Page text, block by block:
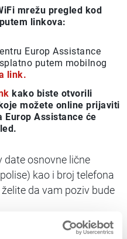
mrežu pregled kod
linkova:
Europ Assistance
putem mobilnog
link.
kako biste otvorili
možete online prijaviti
Europ Assistance će
date osnovne lične
kao i broj telefona
da vam poziv bude